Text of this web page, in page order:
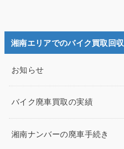
湘南エリアでのバイク買取回収
お知らせ
バイク廃車買取の実績
湘南ナンバーの廃車手続き